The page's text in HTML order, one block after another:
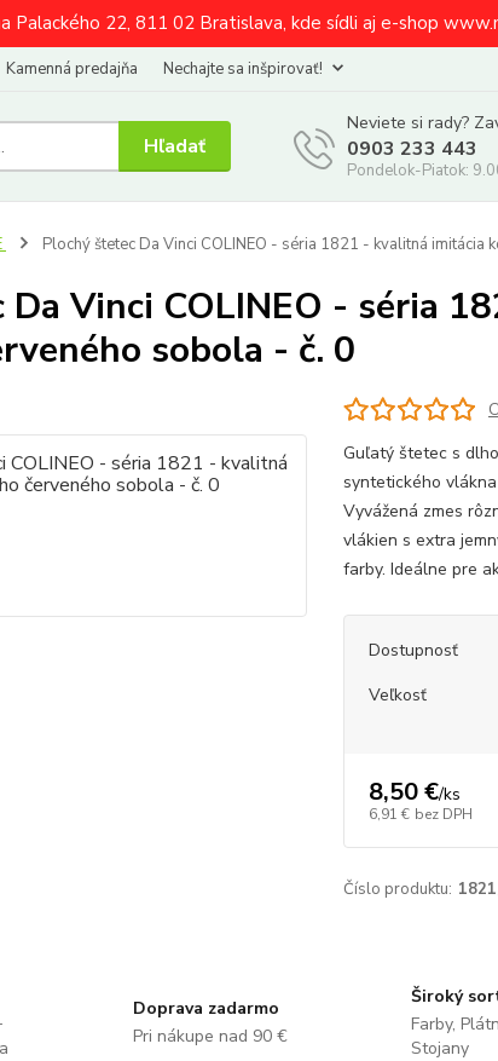
Palackého 22, 811 02 Bratislava, kde sídli aj e-shop
Kamenná predajňa Nechajte sa inšpirovať!
Hľadať
Neviete si rady?
0903 233 443
Pondelok-Piatok:
Plochý štetec Da Vinci COLINEO - séria 1821 - kvalitná imitácia
Vinci COLINEO - séria
sobola - č. 0
Guľatý štetec s
syntetického
Vyvážená zmes
vlákien s extra
farby. Ideálne pre
Dostupnosť
Veľkosť
8,50 €/ks
6,91 € bez DPH
Číslo produktu:
Doprava zadarmo
Pri nákupe nad 90 €
Široký
Farby,
Stojany